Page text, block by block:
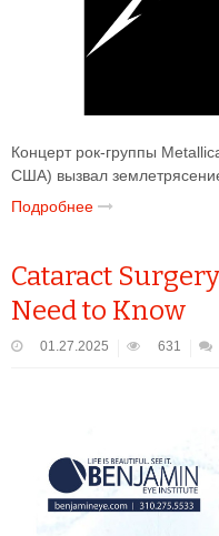
Концерт рок-группы
США) вызвал
Подробнее
Cataract
Need to Know
01.27.2025 631